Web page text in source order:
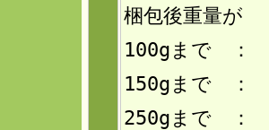
梱包後重量が
100gまで ：
150g まで ：
250gまで ：